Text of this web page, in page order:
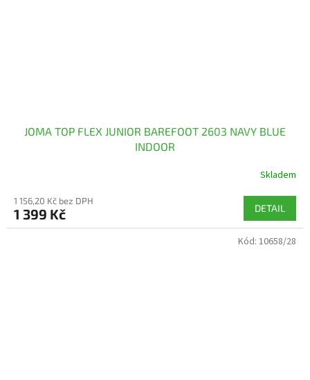
JOMA TOP FLEX JUNIOR BAREFOOT 2603 NAVY BLUE
INDOOR
Skladem
1 156,20 Kč bez DPH
1 399 Kč DETAIL
Kód: 10658/28